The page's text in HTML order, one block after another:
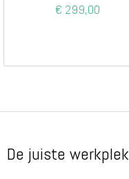
€ 299,00
De juiste werkplek